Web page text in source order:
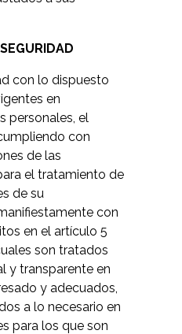
con lo dispuesto
en
personales, el
con
de las
el tratamiento de
de su
con
en el artículo 5
son tratados
y transparente en
y adecuados,
a lo necesario en
para los que son